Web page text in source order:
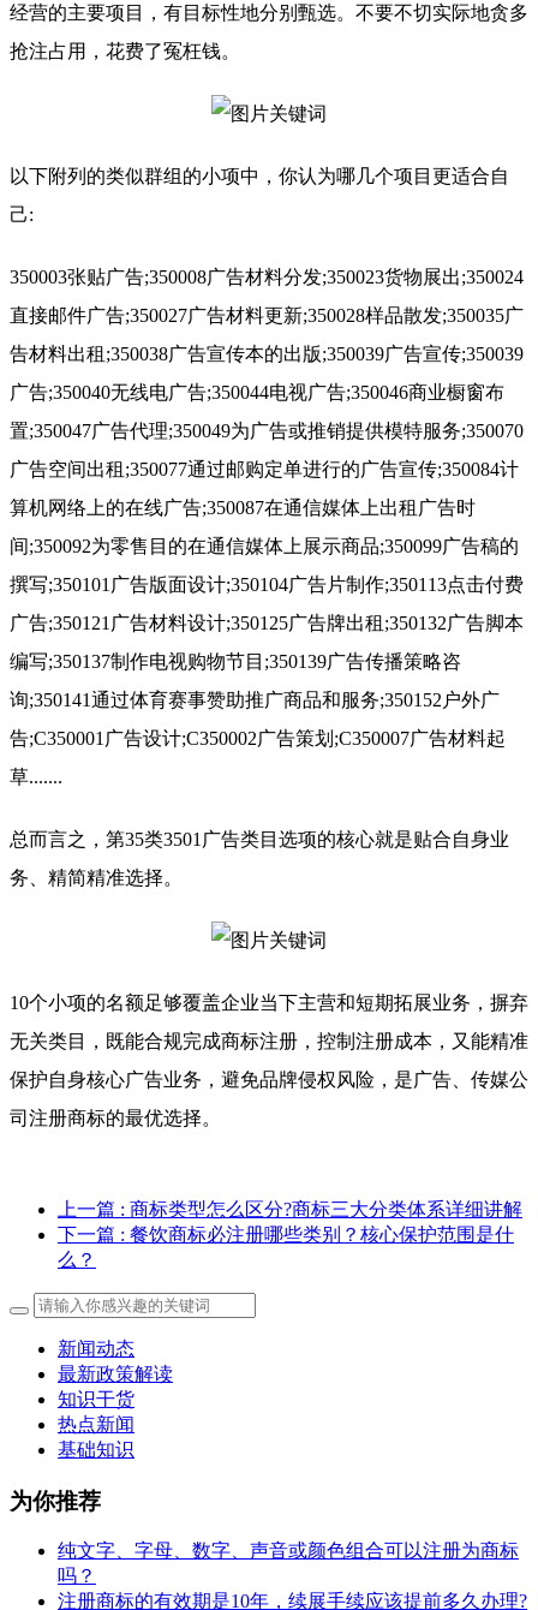
经营的主要项目，有目标性地分别甄选。不要不切实际地贪多
抢注占用，花费了冤枉钱。
以下附列的类似群组的小项中，你认为哪几个项目更适合自
己:
350003张贴广告;350008广告材料分发;350023货物展出;350024
直接邮件广告;350027广告材料更新;350028样品散发;350035广
告材料出租;350038广告宣传本的出版;350039广告宣传;350039
广告;350040无线电广告;350044电视广告;350046商业橱窗布
置;350047广告代理;350049为广告或推销提供模特服务;350070
广告空间出租;350077通过邮购定单进行的广告宣传;350084计
算机网络上的在线广告;350087在通信媒体上出租广告时
间;350092为零售目的在通信媒体上展示商品;350099广告稿的
撰写;350101广告版面设计;350104广告片制作;350113点击付费
广告;350121广告材料设计;350125广告牌出租;350132广告脚本
编写;350137制作电视购物节目;350139广告传播策略咨
询;350141通过体育赛事赞助推广商品和服务;350152户外广
告;C350001广告设计;C350002广告策划;C350007广告材料起
草.......
总而言之，第35类3501广告类目选项的核心就是贴合自身业
务、精简精准选择。
10个小项的名额足够覆盖企业当下主营和短期拓展业务，摒弃
无关类目，既能合规完成商标注册，控制注册成本，又能精准
保护自身核心广告业务，避免品牌侵权风险，是广告、传媒公
司注册商标的最优选择。
上一篇 : 商标类型怎么区分?商标三大分类体系详细讲解
下一篇 : 餐饮商标必注册哪些类别？核心保护范围是什
么？
新闻动态
最新政策解读
知识干货
热点新闻
基础知识
为你推荐
纯文字、字母、数字、声音或颜色组合可以注册为商标
吗？
注册商标的有效期是10年，续展手续应该提前多久办理?